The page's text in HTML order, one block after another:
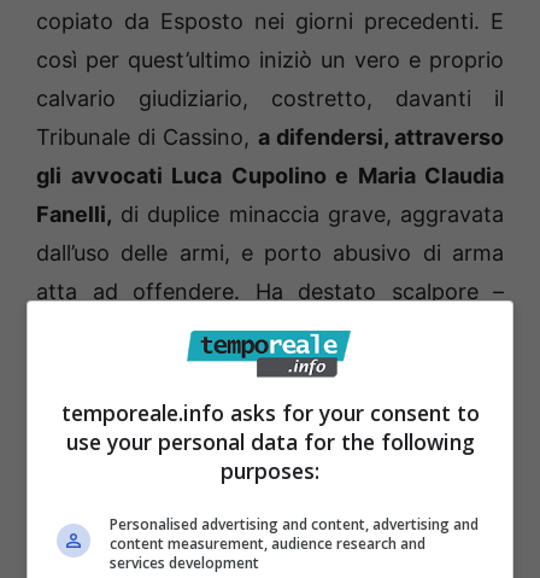
copiato da Esposto nei giorni precedenti. E
così per quest’ultimo iniziò un vero e proprio
calvario giudiziario, costretto, davanti il
Tribunale di Cassino, a difendersi, attraverso
gli avvocati Luca Cupolino e Maria Claudia
Fanelli, di duplice minaccia grave, aggravata
dall’uso delle armi, e porto abusivo di arma
atta ad offendere. Ha destato scalpore –
come detto – quanto emerso nel corso
dell’istruttoria dibattimentale.
temporeale.info asks for your consent to
use your personal data for the following
purposes:
Personalised advertising and content, advertising and
content measurement, audience research and
services development